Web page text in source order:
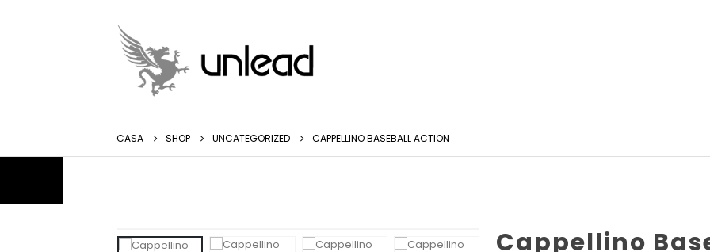
CASA SHOP UNCATEGORIZED CAPPELLINO BASEBALL ACTION
Cappellino